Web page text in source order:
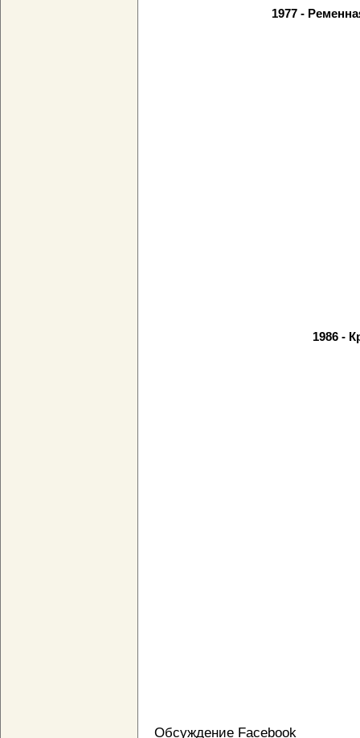
1977 -
1986 -
Обсуждение Facebook